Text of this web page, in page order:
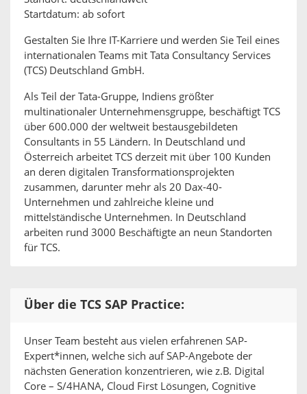
Startdatum: ab sofort
Gestalten Sie Ihre IT-Karriere und werden Sie Teil eines
internationalen Teams mit Tata Consultancy Services
(TCS) Deutschland GmbH.
Als Teil der Tata-Gruppe, Indiens größter
multinationaler Unternehmensgruppe, beschäftigt TCS
über 600.000 der weltweit bestausgebildeten
Consultants in 55 Ländern. In Deutschland und
Österreich arbeitet TCS derzeit mit über 100 Kunden
an deren digitalen Transformationsprojekten
zusammen, darunter mehr als 20 Dax-40-
Unternehmen und zahlreiche kleine und
mittelständische Unternehmen. In Deutschland
arbeiten rund 3000 Beschäftigte an neun Standorten
für TCS.
Über die TCS SAP Practice:
Unser Team besteht aus vielen erfahrenen SAP-
Expert*innen, welche sich auf SAP-Angebote der
nächsten Generation konzentrieren, wie z.B. Digital
Core – S/4HANA, Cloud First Lösungen, Cognitive